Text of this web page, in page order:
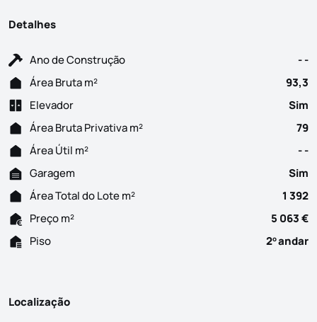
Detalhes
Ano de Construção
- -
Área Bruta m²
93,3
Elevador
Sim
Área Bruta Privativa m²
79
Área Útil m²
- -
Garagem
Sim
Área Total do Lote m²
1 392
Preço m²
5 063 €
Piso
2oandar
Localização